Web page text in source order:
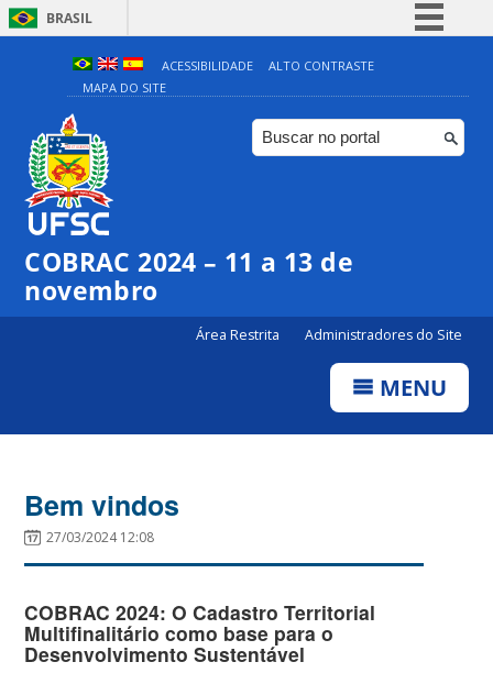
BRASIL
Simplifique!
Comunica BR
Participe
ACESSIBILIDADE
ALTO CONTRASTE
MAPA DO SITE
COBRAC 2024 – 11 a 13 de
novembro
Área Restrita Administradores do Site
MENU
Bem vindos
27/03/2024 12:08
COBRAC 2024: O Cadastro Territorial
Multifinalitário como base para o
Desenvolvimento Sustentável